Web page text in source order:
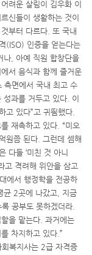
려운 살림이 김우화 이
신들이 생활하는 것이
부터 다르다. 또 국내
(ISO) 인증을 얻는다는
나, 아예 직원 합창단을
서 음식과 함께 즐거운
측면에서 국내 최고 수
과를 거두고 있다. 이
고 있다”고 귀띔했다.
재촉하고 있다. “미오
원쯤 된다. 그런데 셈해
다들 ‘미친 것 아니
고 격려해 위안을 삼고
에서 행정학을 전공하
균 2곳에 나갔고, 지금
공부도 못하겠더라.
을 맡는다. 과거에는
차지하고 있다.”
복지사는 2급 자격증